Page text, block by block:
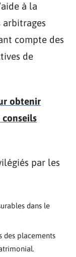
à la
arbitrages
compte des
de
obtenir
par les
dans le
des placements